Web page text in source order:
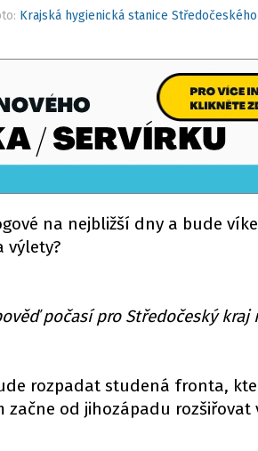
Krajská hygienická stanice
na nejbližší dny a bude
výlety?
počasí pro Středočeský
rozpadat studená fronta,
začne od jihozápadu rozšiřovat